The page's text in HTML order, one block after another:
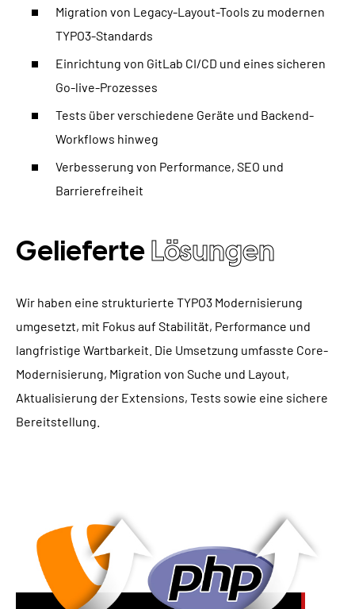
Migration von Legacy-Layout-Tools zu modernen
TYPO3-Standards
Einrichtung von GitLab CI/CD und eines sicheren
Go-live-Prozesses
Tests über verschiedene Geräte und Backend-
Workflows hinweg
Verbesserung von Performance, SEO und
Barrierefreiheit
Gelieferte Lösungen
Wir haben eine strukturierte TYPO3 Modernisierung
umgesetzt, mit Fokus auf Stabilität, Performance und
langfristige Wartbarkeit. Die Umsetzung umfasste Core-
Modernisierung, Migration von Suche und Layout,
Aktualisierung der Extensions, Tests sowie eine sichere
Bereitstellung.